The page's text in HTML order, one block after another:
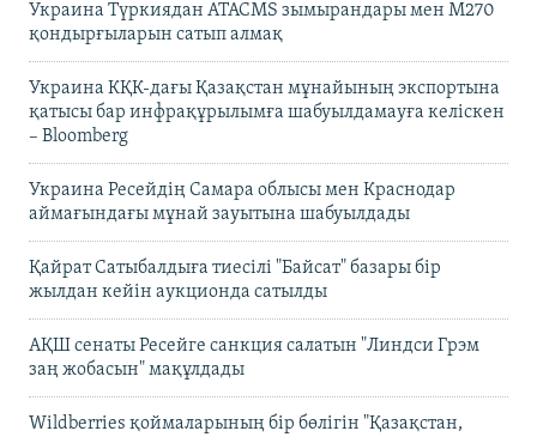
Украина Түркиядан ATACMS зымырандары мен M270
қондырғыларын сатып алмақ
Украина КҚК-дағы Қазақстан мұнайының экспортына
қатысы бар инфрақұрылымға шабуылдамауға келіскен
– Bloomberg
Украина Ресейдің Самара облысы мен Краснодар
аймағындағы мұнай зауытына шабуылдады
Қайрат Сатыбалдыға тиесілі "Байсат" базары бір
жылдан кейін аукционда сатылды
АҚШ сенаты Ресейге санкция салатын "Линдси Грэм
заң жобасын" мақұлдады
Wildberries қоймаларының бір бөлігін "Қазақстан,